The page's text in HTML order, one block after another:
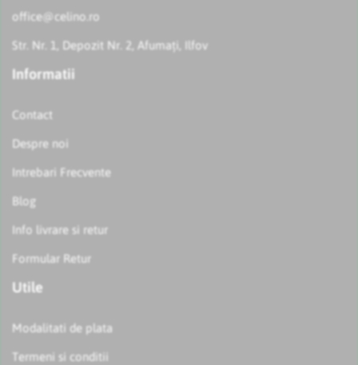
office@celino.ro
Str. Nr. 1, Depozit Nr. 2, Afumați, Ilfov
Informatii
Contact
Despre noi
Intrebari Frecvente
Blog
Info livrare si retur
Formular Retur
Utile
Modalitati de plata
Termeni si conditii